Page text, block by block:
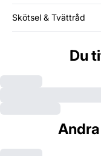
Skötsel & Tvättråd
Du